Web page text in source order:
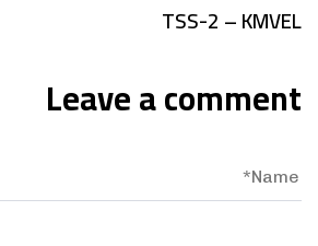
TSS-2 – KMVEL
Leave a comment